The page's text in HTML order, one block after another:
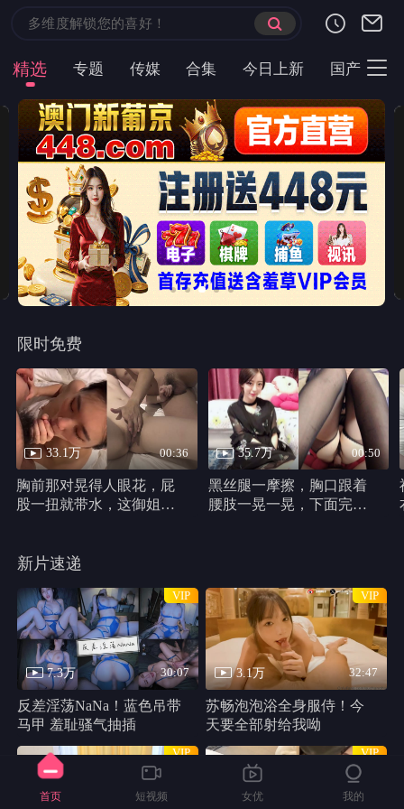
精选 专题 传媒 合集 今日上新 国产
限时免费
33.1万 00:36
胸前那对晃得人眼花，屁
股一扭就带水，这御姐身
35.7万 00:50
黑丝腿一摩擦，胸口跟着
腰肢一晃一晃，下面完全
新片速递
7.3万 30:07
VIP
反差淫荡NaNa！蓝色吊带
马甲 羞耻骚气抽插
3.1万 32:47
VIP
苏畅泡泡浴全身服侍！今
天要全部射给我呦
VIP VIP
首页 短视频 女优 我的